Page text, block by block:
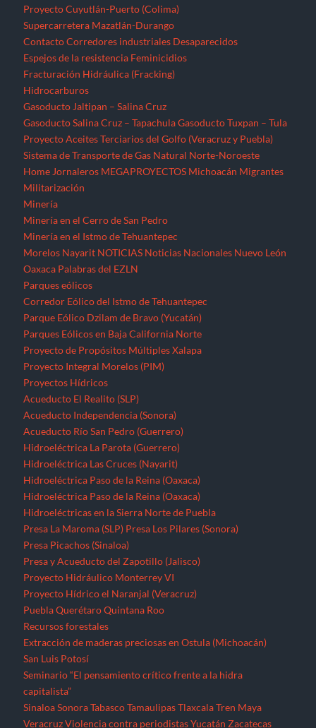
Militarización
Minería
Minería en el Cerro de San Pedro
Minería en el Istmo de Tehuantepec
MorelosNayaritNOTICIASNoticias Nacionales
OaxacaPalabras del EZLN
Parques eólicos
Corredor Eólico del Istmo de Tehuantepec
Parque Eólico Dzilam de Bravo (Yucatán)
Parques Eólicos en Baja California Norte
Proyecto de Propósitos Múltiples Xalapa
Proyecto Integral Morelos (PIM)
Proyectos Hídricos
Acueducto El Realito (SLP)
Acueducto Independencia (Sonora)
Acueducto Río San Pedro (Guerrero)
Hidroeléctrica La Parota (Guerrero)
Hidroeléctrica Las Cruces (Nayarit)
Hidroeléctrica Paso de la Reina (Oaxaca)
Hidroeléctrica Paso de la Reina (Oaxaca)
Hidroeléctricas en la Sierra Norte de Puebla
Presa La Maroma (SLP) Presa Los Pilares (Sonora)
Presa Picachos (Sinaloa)
Presa y Acueducto del Zapotillo (Jalisco)
Proyecto Hidráulico Monterrey VI
Proyecto Hídrico el Naranjal (Veracruz)
Puebla QuerétaroQuintana Roo
Recursos forestales
Extracción de maderas preciosas en Ostula (Michoacán)
San Luis Potosí
Seminario “El pensamiento crítico frente a la hidra
capitalista”
Sinaloa SonoraTabasco Tamaulipas TlaxcalaTren Maya
VeracruzViolencia contra periodistas
Zonas de Desarrollo Económico y Social (ZODES) Ciudad de
México
Zonas Económicas Especiales
¿Qué es un megaproyecto?
Corredor transístimico
Funciona gracias a WordPress
Freesia.